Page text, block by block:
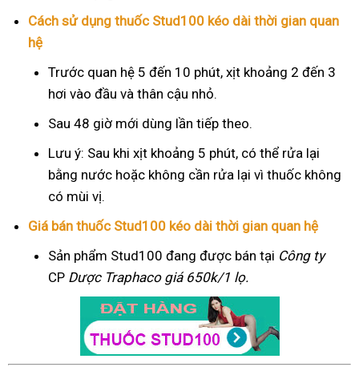
Cách sử dụng thuốc Stud100 kéo dài thời gian quan
hệ
Trước quan hệ 5 đến 10 phút, xịt khoảng 2 đến 3
hơi vào đầu và thân cậu nhỏ.
Sau 48 giờ mới dùng lần tiếp theo.
Lưu ý: Sau khi xịt khoảng 5 phút, có thể rửa lại
bằng nước hoặc không cần rửa lại vì thuốc không
có mùi vị.
Giá bán thuốc Stud100 kéo dài thời gian quan hệ
Sản phẩm Stud100 đang được bán tại Công ty
CP Dược Traphacogiá 650k/1 lọ.